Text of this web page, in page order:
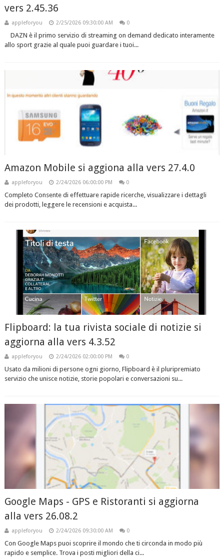
vers 2.45.36
appleforyou 2/25/2026 09:30:00 AM 0
DAZN è il primo servizio di streaming on demand dedicato interamente
allo sport grazie al quale puoi guardare i tuoi...
Amazon Mobile si aggiona alla vers 27.4.0
appleforyou 2/24/2026 06:00:00 PM 0
Completo Consente di effettuare rapide ricerche, visualizzare i dettagli
dei prodotti, leggere le recensioni e acquista...
Flipboard: la tua rivista sociale di notizie si
aggiorna alla vers 4.3.52
appleforyou 2/24/2026 02:00:00 PM 0
Usato da milioni di persone ogni giorno, Flipboard è il pluripremiato
servizio che unisce notizie, storie popolari e conversazioni su...
Google Maps - GPS e Ristoranti si aggiorna
alla vers 26.08.2
appleforyou 2/24/2026 09:30:00 AM 0
Con Google Maps puoi scoprire il mondo che ti circonda in modo più
rapido e semplice. Trova i posti migliori della ci...